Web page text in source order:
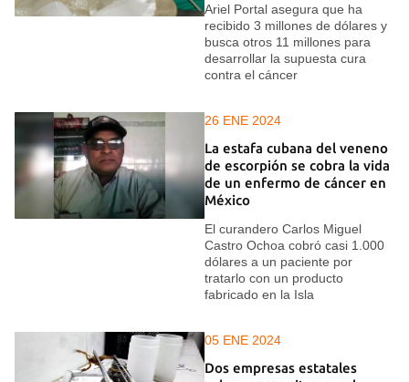
Ariel Portal asegura que ha
recibido 3 millones de dólares y
busca otros 11 millones para
desarrollar la supuesta cura
contra el cáncer
26 ENE 2024
La estafa cubana del veneno
de escorpión se cobra la vida
de un enfermo de cáncer en
México
El curandero Carlos Miguel
Castro Ochoa cobró casi 1.000
dólares a un paciente por
tratarlo con un producto
fabricado en la Isla
05 ENE 2024
Dos empresas estatales